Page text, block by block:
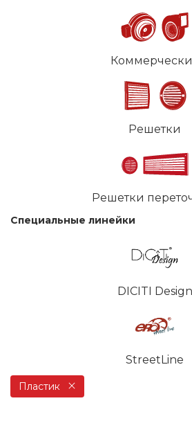
Решетки
Решетки
Специальные линейки
DICITI Design
StreetLine
Пластик